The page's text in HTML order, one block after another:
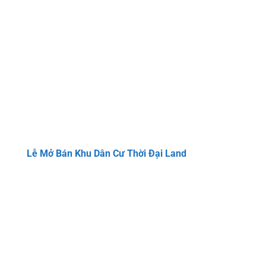
Lễ Mở Bán Khu Dân Cư Thời Đại Land